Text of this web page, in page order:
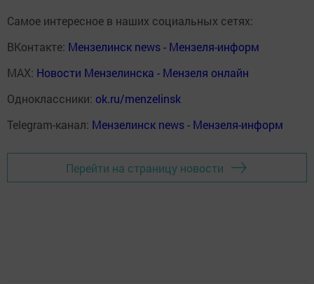
Самое интересное в наших социальных сетях:
ВКонтакте: Мензелинск news - Мензеля-информ
MAX: Новости Мензелинска - Мензеля онлайн
Одноклассники: ok.ru/menzelinsk
Telegram-канал: Мензелинск news - Мензеля-информ
Перейти на страницу новости